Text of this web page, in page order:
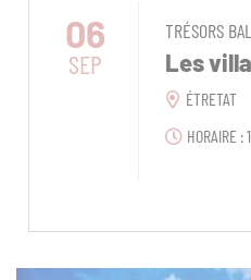
06
SEP
TRÉSORS
Les
ÉTRETAT
HORAIRE :